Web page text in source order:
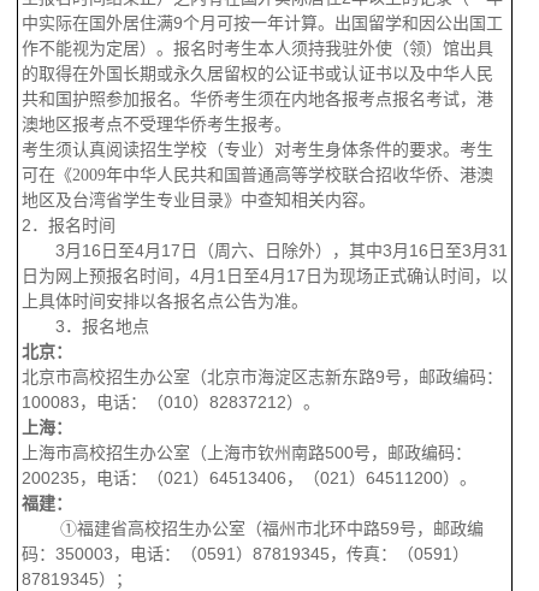
中实际在国外居住满9个月可按一年计算。出国留学和因公出国工
作不能视为定居）。报名时考生本人须持我驻外使（领）馆出具
的取得在外国长期或永久居留权的公证书或认证书以及中华人民
共和国护照参加报名。华侨考生须在内地各报考点报名考试，港
澳地区报考点不受理华侨考生报考。
考生须认真阅读招生学校（专业）对考生身体条件的要求。考生
可在《2009年中华人民共和国普通高等学校联合招收华侨、港澳
地区及台湾省学生专业目录》中查知相关内容。
2．报名时间
3月 16 日 至4月 17 日 （周六、日除外），其中3月 16 日 至3月31
日 为网上预报名时间， 4月 1 日 至4月 17 日 为现场正式确认时间，以
上具体时间安排以各报名点公告为准。
3．报名地点
北京：
北京市高校招生办公室（北京市海淀区志新东路9号，邮政编码：
100083，电话：（010） 82837212）。
上海：
上海市高校招生办公室（上海市钦州南路500号，邮政编码：
200235，电话：（021 ） 64513406，（021 ） 64511200）。
福建：
①福建省高校招生办公室（福州市北环中路59号，邮政编
码： 350003，电话：（0591 ） 87819345，传真：（0591 ）
87819345）；